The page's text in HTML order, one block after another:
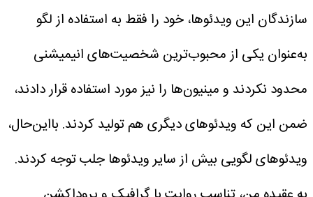
سازندگان این ویدئوها، خود را فقط به استفاده از لگو
به‌عنوان یکی از محبوب‌ترین شخصیت‌های انیمیشنی
محدود نکردند و مینیون‌ها را نیز مورد استفاده قرار دادند،
ضمن این که ویدئوهای دیگری هم تولید کردند. بااین‌حال،
ویدئوهای لگویی بیش از سایر ویدئوها جلب توجه کردند.